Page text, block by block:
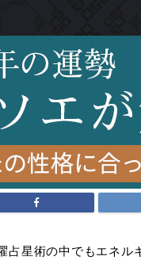
占星術の中でもエネル